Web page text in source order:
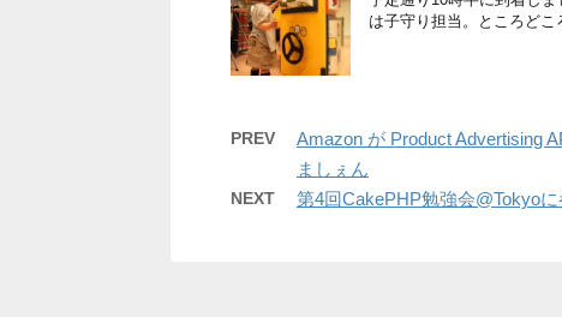
は子守り担当。ところどこ
PREV
Amazon が Product Advertising
ましぇん
NEXT 第4回CakePHP勉強会@Tokyo